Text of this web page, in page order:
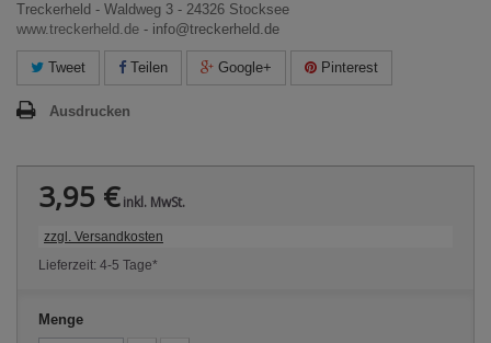
Treckerheld - Waldweg 3 - 24326 Stocksee
www.treckerheld.de - info@treckerheld.de
Tweet Teilen Google+ Pinterest
Ausdrucken
3,95 €inkl. MwSt.
zzgl. Versandkosten
Lieferzeit: 4-5 Tage*
Menge